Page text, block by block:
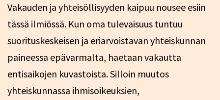
Vakauden ja yhteisöllisyyden kaipuu nousee esiin
tässä ilmiössä. Kun oma tulevaisuus tuntuu
suorituskeskeisen ja eriarvoistavan yhteiskunnan
paineessa epävarmalta, haetaan vakautta
entisaikojen kuvastoista. Silloin muutos
yhteiskunnassa ihmisoikeuksien,